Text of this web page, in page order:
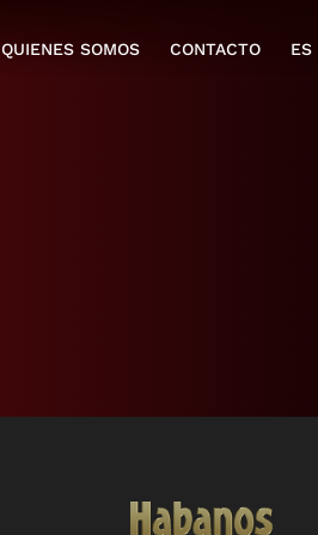
QUIENES SOMOS CONTACTO ES